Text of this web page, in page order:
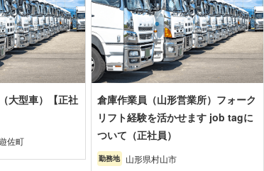
大型車）【正社
佐町
倉庫作業員（山形営業所）フォーク
リフト経験を活かせます job tagに
ついて（正社員）
勤務地 山形県村山市